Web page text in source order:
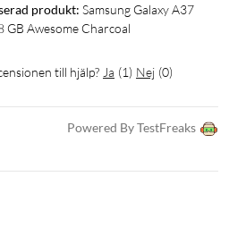
SIM)
produkt: Samsung Galaxy A37
GB Awesome Charcoal
till hjälp? Ja (1) Nej (0)
Powered By TestFreaks